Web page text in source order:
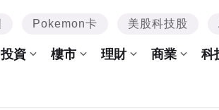
Pokemon卡 美股科技股
投資 樓市 理財 商業 科